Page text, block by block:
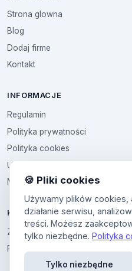
Strona glowna
Blog
Dodaj firme
Kontakt
INFORMACJE
Regulamin
Polityka prywatności
Polityka cookies
Ustawienia cookies
Multikod
KONTO
Zaloguj sie
Panel uzytkownika
🍪 Pliki cookies
Używamy plików cookies,
działanie serwisu,
treści. Możesz
tylko niezbędne. Polityka
Tylko niezbędne